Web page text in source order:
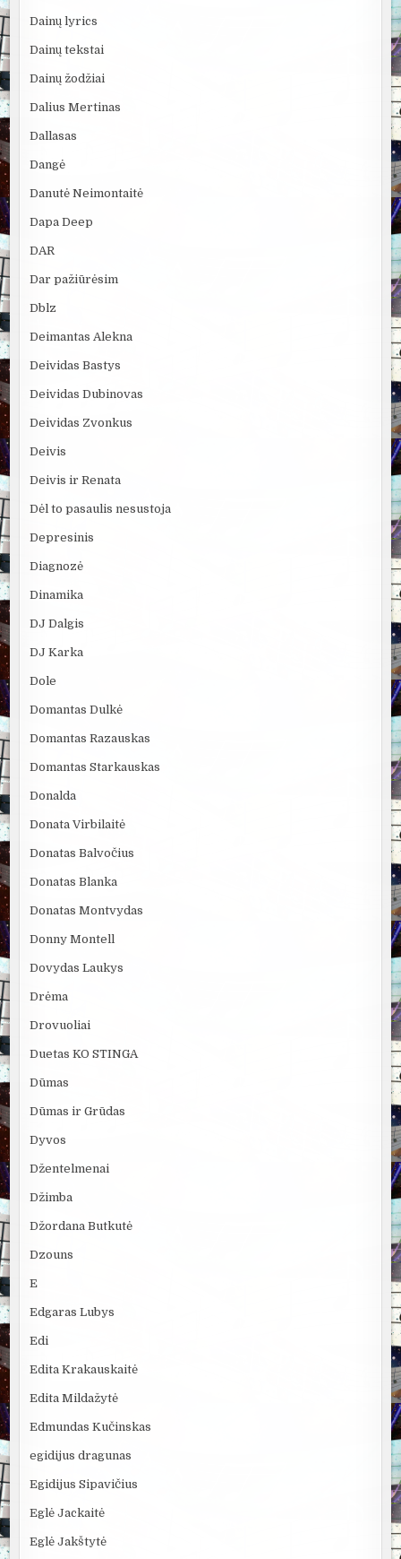
Dainų lyrics
Dainų tekstai
Dainų žodžiai
Dalius Mertinas
Dallasas
Dangė
Danutė Neimontaitė
Dapa Deep
DAR
Dar pažiūrėsim
Dblz
Deimantas Alekna
Deividas Bastys
Deividas Dubinovas
Deividas Zvonkus
Deivis
Deivis ir Renata
Dėl to pasaulis nesustoja
Depresinis
Diagnozė
Dinamika
DJ Dalgis
DJ Karka
Dole
Domantas Dulkė
Domantas Razauskas
Domantas Starkauskas
Donalda
Donata Virbilaitė
Donatas Balvočius
Donatas Blanka
Donatas Montvydas
Donny Montell
Dovydas Laukys
Drėma
Drovuoliai
Duetas KO STINGA
Dūmas
Dūmas ir Grūdas
Dyvos
Džentelmenai
Džimba
Džordana Butkutė
Dzouns
E
Edgaras Lubys
Edi
Edita Krakauskaitė
Edita Mildažytė
Edmundas Kučinskas
egidijus dragunas
Egidijus Sipavičius
Eglė Jackaitė
Eglė Jakštytė